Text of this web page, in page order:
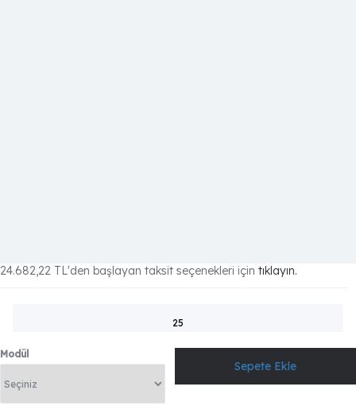
24.682,22 TL'den başlayan taksit seçenekleri için tıklayın.
25
Modül